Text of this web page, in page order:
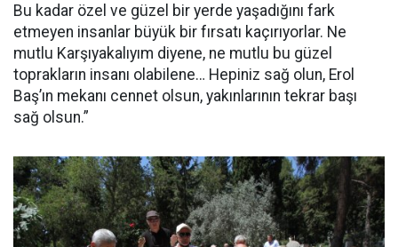
Bu kadar özel ve güzel bir yerde yaşadığını fark
etmeyen insanlar büyük bir fırsatı kaçırıyorlar. Ne
mutlu Karşıyakalıyım diyene, ne mutlu bu güzel
toprakların insanı olabilene… Hepiniz sağ olun, Erol
Baş’ın mekanı cennet olsun, yakınlarının tekrar başı
sağ olsun.”